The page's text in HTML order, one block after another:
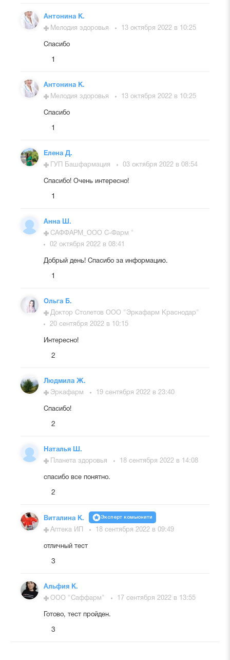
Антонина К.
Мелодия здоровья
13 октября 2022 в 10:25
Спасибо
1
Антонина К.
Мелодия здоровья
13 октября 2022 в 10:25
Спасибо
1
Елена Д.
ГУП Башфармация
03 октября 2022 в 08:54
Спасибо! Очень интересно!
1
Анна Ш.
САФФАРМ_ООО С-Фарм "
02 октября 2022 в 08:41
Добрый день! Спасибо за информацию.
1
Ольга Б.
Доктор Столетов ООО "Эркафарм Краснодар"
20 сентября 2022 в 10:15
Интересно!
2
Людмила Ж.
Эркафарм
19 сентября 2022 в 23:40
Спасибо!
2
Наталья Ш.
Планета здоровья
18 сентября 2022 в 14:08
спасибо все понятно.
2
Виталина К. Эксперт комьюнити
Аптека ИП 18 сентября 2022 в 09:49
отличный тест
3
Альфия К.
ООО "Саффарм"
17 сентября 2022 в 13:55
Готово, тест пройден.
3